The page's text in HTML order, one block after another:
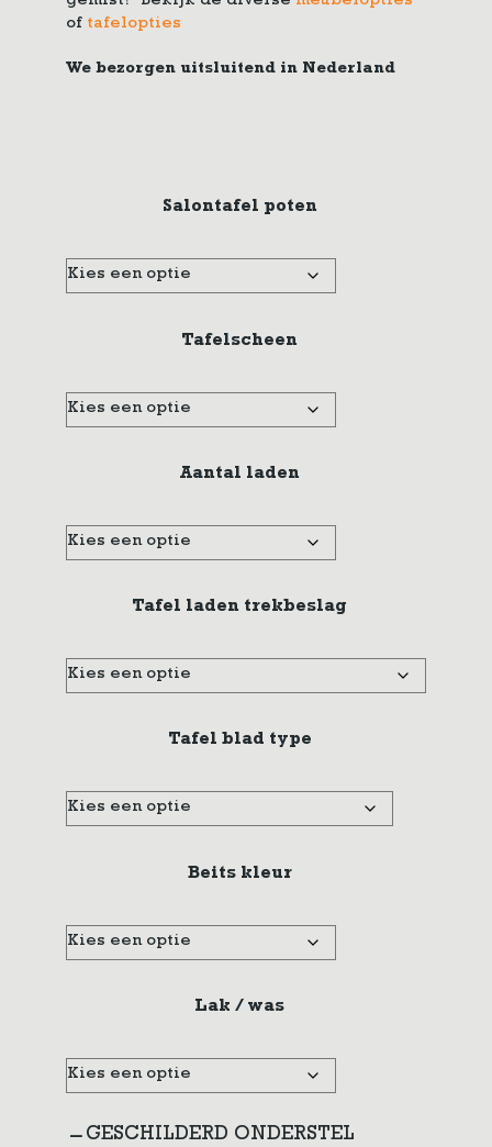
of tafelopties
We bezorgen uitsluitend in Nederland
Salontafel poten
Tafelscheen
Aantal laden
Tafel laden trekbeslag
Tafel blad type
Beits kleur
Lak / was
GESCHILDERD ONDERSTEL